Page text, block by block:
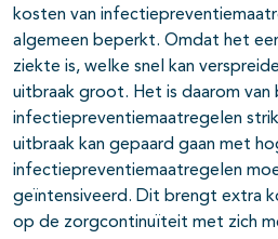
kosten van
algemeen beperkt. Omdat het
ziekte is, welke snel kan
uitbraak groot. Het is daarom van
infectiepreventiemaatregelen
uitbraak kan gepaard gaan met
infectiepreventiemaatregelen
geïntensiveerd. Dit brengt extra
op de zorgcontinuïteit met zich